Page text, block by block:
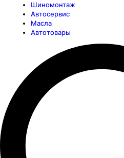
Шиномонтаж
Автосервис
Масла
Автотовары